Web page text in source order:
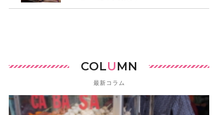
COLUMN
最新コラム